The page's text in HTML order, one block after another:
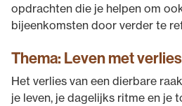
opdrachten die je helpen om
bijeenkomsten door verder te
Thema: Leven met verlies
Het verlies van een dierbare
je leven, je dagelijks ritme en je